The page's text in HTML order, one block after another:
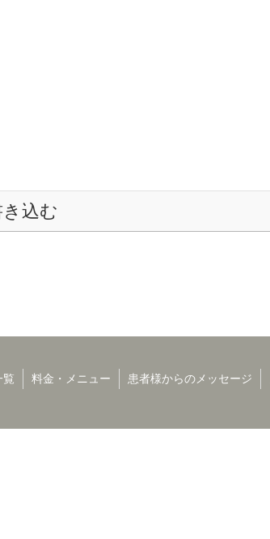
込む
覧 料金・メニュー 患者様からのメッセージ